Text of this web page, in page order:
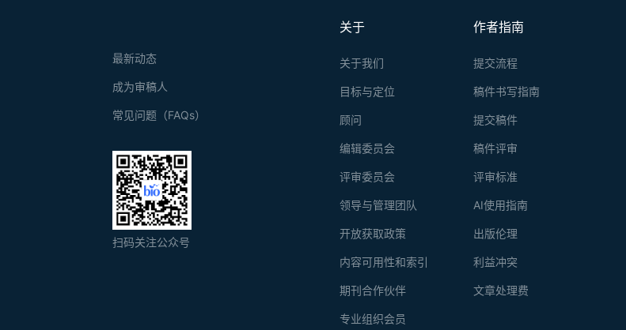
作者指南
提交流程
稿件书写指南
提交稿件
稿件评审
评审标准
AI使用指南
出版伦理
利益冲突
文章处理费
关于
关于我们
目标与定位
顾问
编辑委员会
评审委员会
领导与管理团队
开放获取政策
内容可用性和索引
期刊合作伙伴
专业组织会员
最新动态
成为审稿人
常见问题（FAQs）
扫码关注公众号